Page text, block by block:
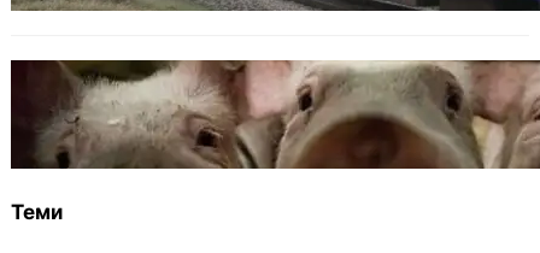
БЪЛГАРИЯ
БАБХ регистрира огнище на африканска
чума по свинете в стопанство край Варна
Теми